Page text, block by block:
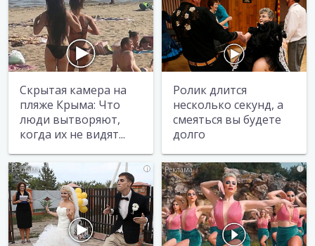
Скрытая камера на
пляже Крыма: Что
люди вытворяют,
когда их не видят...
Ролик длится
несколько секунд, а
смеяться вы будете
долго
i i